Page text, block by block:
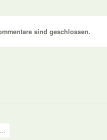
sind geschlossen.